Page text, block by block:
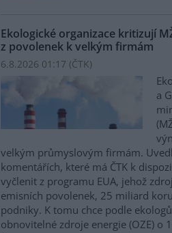
Ekologické organizace kritizují
z povolenek k velkým firmám
6.8.2026 01:17 (ČTK)
a
velkým průmyslovým firmám.
komentářích, které má ČTK k
vyčlenit z programu EUA, jehož
emisních povolenek, 25 miliard
podniky. K tomu chce podle
obnovitelné zdroje energie (OZE) o